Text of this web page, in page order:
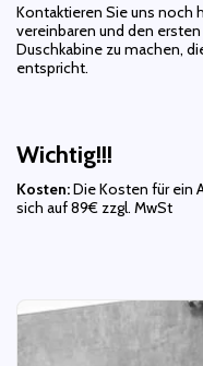
Kontaktieren Sie uns noch
vereinbaren und den
Duschkabine zu machen,
entspricht.
Wichtig!!!
Kosten:Die Kosten für ein
sich auf 89€ zzgl. MwSt